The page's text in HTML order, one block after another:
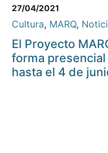
27/04/2021
Cultura, MARQ,
El Proyecto
forma
hasta el 4 de